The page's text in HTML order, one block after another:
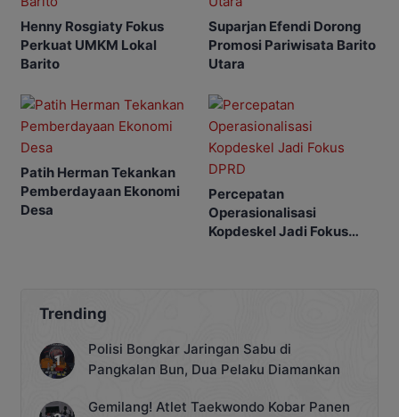
Henny Rosgiaty Fokus
Perkuat UMKM Lokal
Barito
Suparjan Efendi Dorong
Promosi Pariwisata Barito
Utara
Patih Herman Tekankan
Pemberdayaan Ekonomi
Desa
Percepatan
Operasionalisasi
Kopdeskel Jadi Fokus
Trending
Polisi Bongkar Jaringan Sabu di
Pangkalan Bun, Dua Pelaku Diamankan
Gemilang! Atlet Taekwondo Kobar Panen